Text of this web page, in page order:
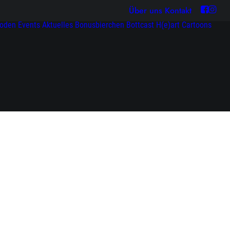
Über uns Kontakt
Events Aktuelles Bonusbierchen Bottcast H(e)art Cartoons